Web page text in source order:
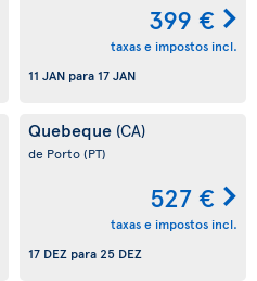
399 €
taxas e impostos incl.
11 JAN para 17 JAN
Quebeque (CA)
de Porto(PT)
527 €
taxas e impostos incl.
17 DEZ para25 DEZ